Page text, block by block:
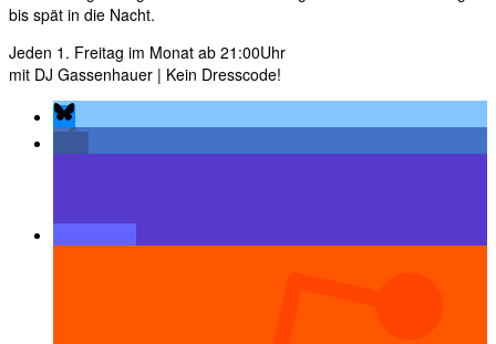
bis spät in die Nacht.
Jeden 1. Freitag im Monat ab 21:00Uhr
mit DJ Gassenhauer | Kein Dresscode!